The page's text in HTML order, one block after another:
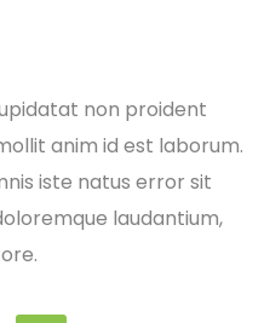
non proident
anim id est laborum.
iste natus error sit
laudantium,